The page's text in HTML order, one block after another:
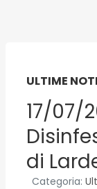
ULTIME
17/07/
di
Categoria: